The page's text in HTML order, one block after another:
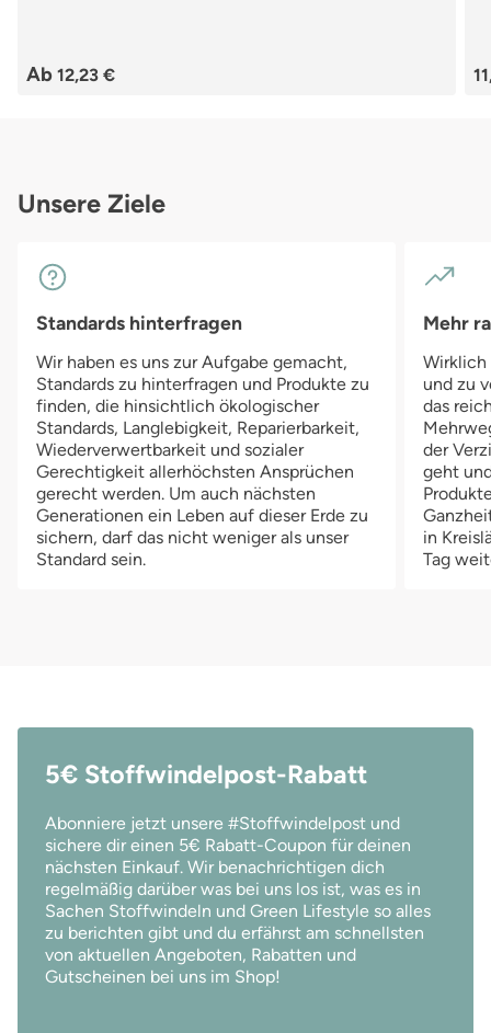
Regulärer Preis:
Ab 12,23 €
Unsere Ziele
Standards hinterfragen
Wir haben es uns zur Aufgabe gemacht,
Standards zu hinterfragen und Produkte zu
finden, die hinsichtlich ökologischer
Standards, Langlebigkeit, Reparierbarkeit,
Wiederverwertbarkeit und sozialer
Gerechtigkeit allerhöchsten Ansprüchen
gerecht werden. Um auch nächsten
Generationen ein Leben auf dieser Erde zu
sichern, darf das nicht weniger als unser
Standard sein.
Mehr
Wirklich
und zu
das
der
geht
in
Tag
5€ Stoffwindelpost-Rabatt
Abonniere jetzt unsere #Stoffwindelpost und
sichere dir einen 5€ Rabatt-Coupon für deinen
nächsten Einkauf. Wir benachrichtigen dich
regelmäßig darüber was bei uns los ist, was es in
Sachen Stoffwindeln und Green Lifestyle so alles
zu berichten gibt und du erfährst am schnellsten
von aktuellen Angeboten, Rabatten und
Gutscheinen bei uns im Shop!